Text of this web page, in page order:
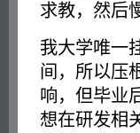
求教，然后
我大学唯一
间，所以压
响，但毕业
想在研发相